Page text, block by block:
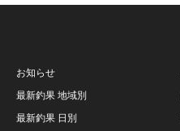
お知らせ
最新釣果 地域別
最新釣果 日別